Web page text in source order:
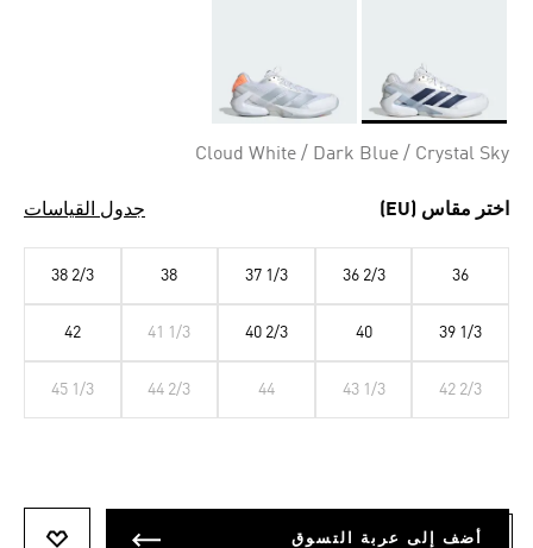
Cloud White / Dark Blue / Crystal Sky
اختر مقاس (EU) جدول القياسات
36
36 2/3
37 1/3
38
38 2/3
39 1/3
40
40 2/3
41 1/3
42
42 2/3
43 1/3
44
44 2/3
45 1/3
أضف إلى عربة التسوق